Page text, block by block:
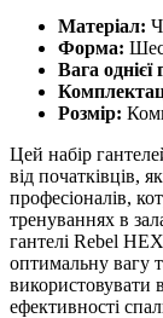
Матеріал:
Форма:
Вага однієї
Розмір:
Цей набір
від початківців,
професіоналів,
тренуваннях в
гантелі Rebel
оптимальну вагу
використовувати
ефективності